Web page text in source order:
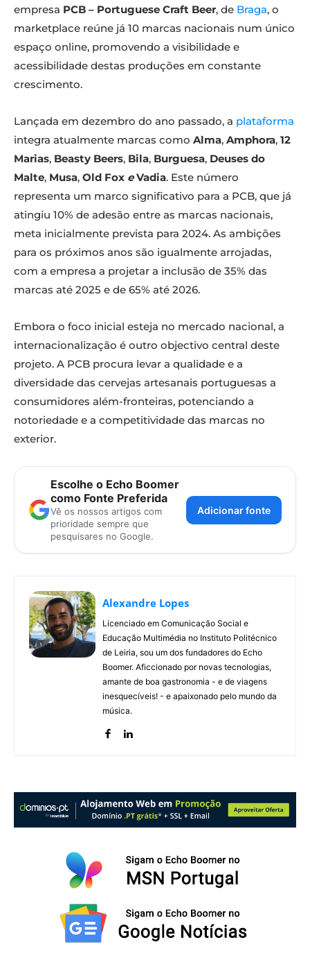
empresa PCB – Portuguese Craft Beer, de Braga, o
marketplace reúne já 10 marcas nacionais num único
espaço online, promovendo a visibilidade e
acessibilidade destas produções em constante
crescimento.
Lançada em dezembro do ano passado, a plataforma
integra atualmente marcas como Alma, Amphora, 12
Marias, Beasty Beers, Bila, Burguesa, Deuses do
Malte, Musa, Old Fox eVadia. Este número
representa um marco significativo para a PCB, que já
atingiu 10% de adesão entre as marcas nacionais,
meta inicialmente prevista para 2024. As ambições
para os próximos anos são igualmente arrojadas,
com a empresa a projetar a inclusão de 35% das
marcas até 2025 e de 65% até 2026.
Embora o foco inicial esteja no mercado nacional, a
internacionalização é outro objectivo central deste
projeto. A PCB procura levar a qualidade e a
diversidade das cervejas artesanais portuguesas a
consumidores além-fronteiras, potenciando a
notoriedade e a competitividade das marcas no
exterior.
Escolhe o Echo Boomer
como Fonte Preferida
Vê os nossos artigos com
prioridade sempre que
pesquisares no Google.
Adicionar fonte
Alexandre Lopes
Licenciado em Comunicação Social e
Educação Multimédia no Instituto Politécnico
de Leiria, sou um dos fundadores do Echo
Boomer. Aficcionado por novas tecnologias,
amante de boa gastronomia - e de viagens
inesquecíveis! - e apaixonado pelo mundo da
música.